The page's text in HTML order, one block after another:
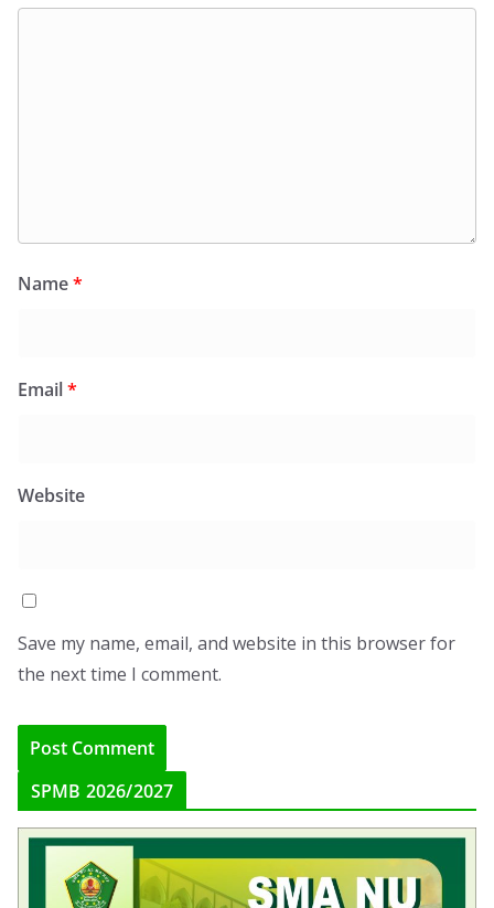
Name*
Email*
Website
Save my name, email, and website in this browser for
the next time I comment.
SPMB 2026/2027